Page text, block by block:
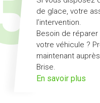
de glace, votre
l’intervention.
Besoin de
votre véhicule ?
maintenant
Brise.
En savoir plus